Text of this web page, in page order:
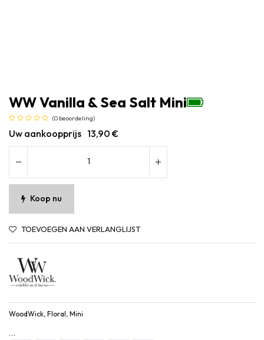
WW Vanilla & Sea Salt Mini
(0 beoordeling)
Uw aankoopprijs 13,90 €
Koop nu
TOEVOEGEN AAN VERLANGLIJST
WoodWick, Floral, Mini
...